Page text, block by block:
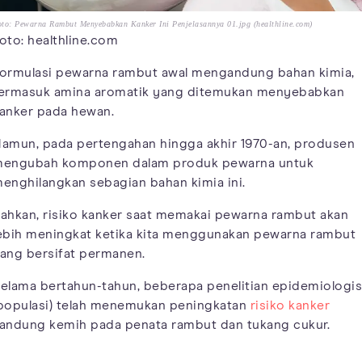
Pewarna Rambut Menyebabkan Kanker Ini Penjelasannya 01.jpg (healthline.com)
healthline.com
pewarna rambut awal mengandung bahan kimia,
amina aromatik yang ditemukan menyebabkan
pada hewan.
pada pertengahan hingga akhir 1970-an, produsen
komponen dalam produk pewarna untuk
sebagian bahan kimia ini.
risiko kanker saat memakai pewarna rambut akan
meningkat ketika kita menggunakan pewarna rambut
bersifat permanen.
bertahun-tahun, beberapa penelitian epidemiologis
telah menemukan peningkatan risiko kanker
kemih pada penata rambut dan tukang cukur.